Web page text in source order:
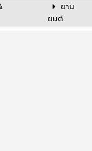
ยาน
ยนต์